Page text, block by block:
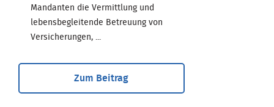
Mandanten die Vermittlung und
lebensbegleitende Betreuung von
Versicherungen, ...
Zum Beitrag